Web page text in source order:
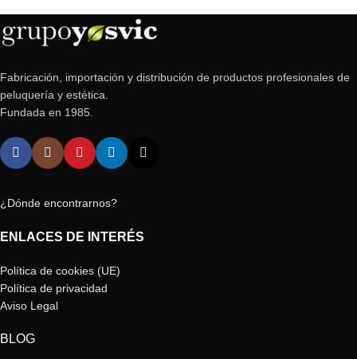
Fabricación, importación y distribución de productos profesionales de
peluquería y estética.
Fundada en 1985.
¿Dónde encontrarnos?
ENLACES DE INTERÉS
Política de cookies (UE)
Política de privacidad
Aviso Legal
BLOG